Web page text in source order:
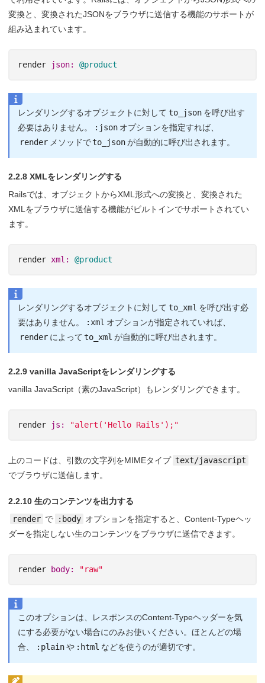
変換と、変換されたJSONをブラウザに送信する機能のサポートが
組み込まれています。
render json: @product
レンダリングするオブジェクトに対して to_json を呼び出す
必要はありません。
:json オプションを指定すれば、
render メソッドでto_jsonが自動的に呼び出されます。
2.2.8 XMLをレンダリングする
Railsでは、オブジェクトからXML形式への変換と、変換された
XMLをブラウザに送信する機能がビルトインでサポートされてい
ます。
render xml: @product
レンダリングするオブジェクトに対して to_xml を呼び出す必
要はありません。
:xml オプションが指定されていれば、
render によって to_xml が自動的に呼び出されます。
2.2.9 vanilla JavaScriptをレンダリングする
vanilla JavaScript（素のJavaScript）もレンダリングできます。
render js: "alert('Hello Rails');"
上のコードは、引数の文字列をMIMEタイプ text/javascript
でブラウザに送信します。
2.2.10 生のコンテンツを出力する
render で :body オプションを指定すると、Content-Typeヘッ
ダーを指定しない生のコンテンツをブラウザに送信できます。
render body: "raw"
このオプションは、レスポンスのContent-Typeヘッダーを気
にする必要がない場合にのみお使いください。ほとんどの場
合、
:plain や :html などを使うのが適切です。